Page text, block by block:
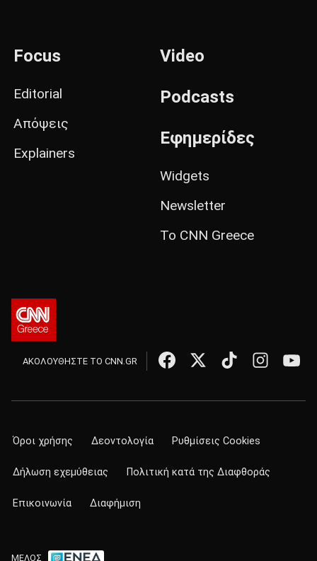
Focus
Editorial
Απόψεις
Explainers
Video
Podcasts
Εφημερίδες
Widgets
Newsletter
Το CNN Greece
ΑΚΟΛΟΥΘΗΣΤΕ ΤΟ CNN.GR
Όροι χρήσης Δεοντολογία Ρυθμίσεις Cookies
Δήλωση εχεμύθειας Πολιτική κατά της Διαφθοράς
Επικοινωνία Διαφήμιση
ΜΕΛΟΣ